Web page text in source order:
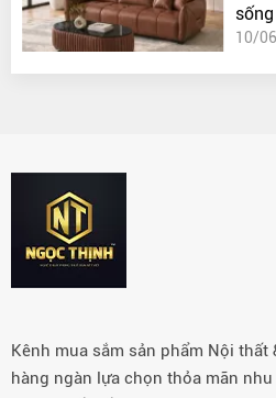
sống
10/
Kênh mua sắm sản phẩm Nội thất
hàng ngàn lựa chọn thỏa mãn